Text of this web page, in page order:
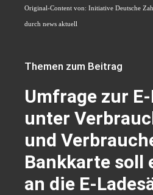
Original-Content von: Initiative Deutsche
durch news aktuell
Themen zum Beitrag
Umfrage zur
unter
und
Bankkarte soll
an die E-